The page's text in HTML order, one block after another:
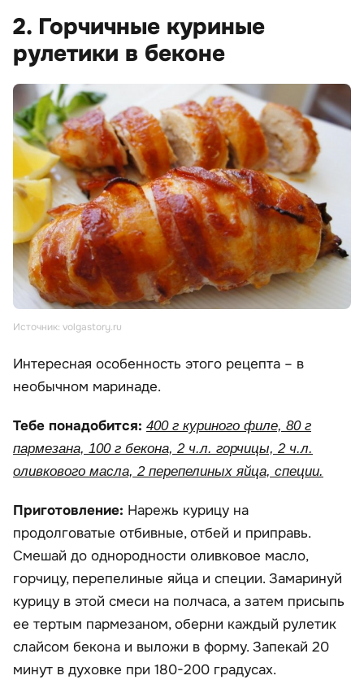
2. Горчичные куриные
рулетики в беконе
Источник: volgastory.ru
Интересная особенность этого рецепта – в
необычном маринаде.
Тебе понадобится: 400 г куриного филе, 80 г
пармезана, 100 г бекона, 2 ч.л. горчицы, 2 ч.л.
оливкового масла, 2 перепелиных яйца, специи.
Приготовление: Нарежь курицу на
продолговатые отбивные, отбей и приправь.
Смешай до однородности оливковое масло,
горчицу, перепелиные яйца и специи. Замаринуй
курицу в этой смеси на полчаса, а затем присыпь
ее тертым пармезаном, оберни каждый рулетик
слайсом бекона и выложи в форму. Запекай 20
минут в духовке при 180-200 градусах.